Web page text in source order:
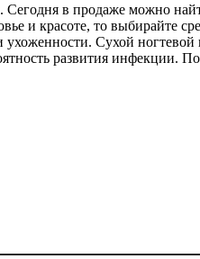
Сегодня в продаже можно
и красоте, то выбирайте
Сухой
развития инфекции.